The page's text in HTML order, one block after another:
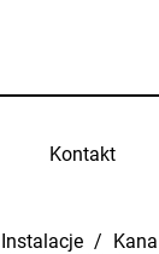
Kontakt
Instalacje /